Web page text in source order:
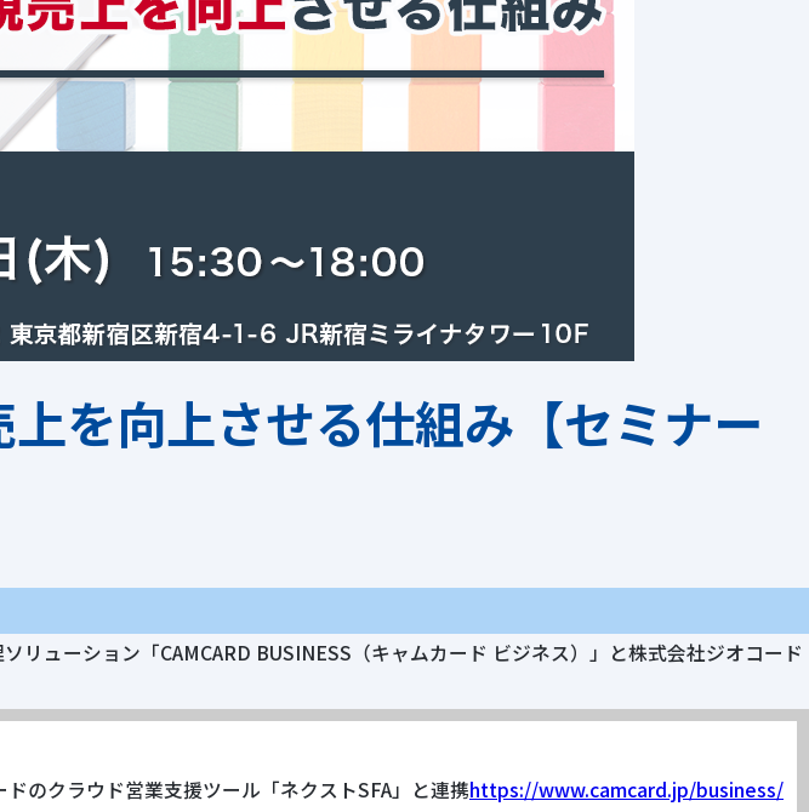
を向上させる仕組み【セミナー
ューション「CAMCARD BUSINESS（キャムカード ビジネス）」と株式会社ジオコード
のクラウド営業支援ツール「ネクストSFA」と連携https://www.camcard.jp/business/